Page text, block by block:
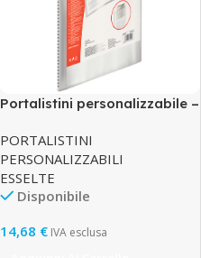
Portalistini personalizzabile –
antiriflesso – trasparente –
Esselte
PORTALISTINI
PERSONALIZZABILI
ESSELTE
Disponibile
14,68 €IVA esclusa